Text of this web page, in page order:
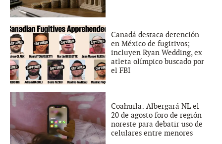
Canadá destaca detención
en México de fugitivos;
incluyen Ryan Wedding, ex
atleta olímpico buscado por
el FBI
Coahuila: Albergará NL el
20 de agosto foro de región
noreste para debatir uso de
celulares entre menores